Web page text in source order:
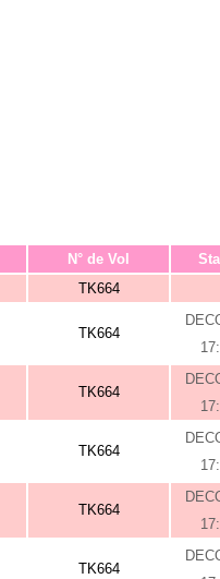
N° de Vol
TK664
TK664
TK664
TK664
TK664
TK664